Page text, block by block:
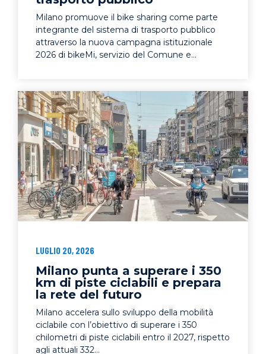
Milano promuove il bike sharing come parte
integrante del sistema di trasporto pubblico
attraverso la nuova campagna istituzionale
2026 di bikeMi, servizio del Comune e...
LUGLIO 20, 2026
Milano punta a superare i 350
km di piste ciclabili e prepara
la rete del futuro
Milano accelera sullo sviluppo della mobilità
ciclabile con l’obiettivo di superare i 350
chilometri di piste ciclabili entro il 2027, rispetto
agli attuali 332...